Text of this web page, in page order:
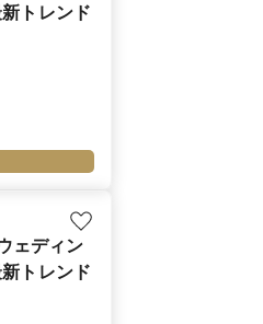
トレンド
ェディン
トレンド